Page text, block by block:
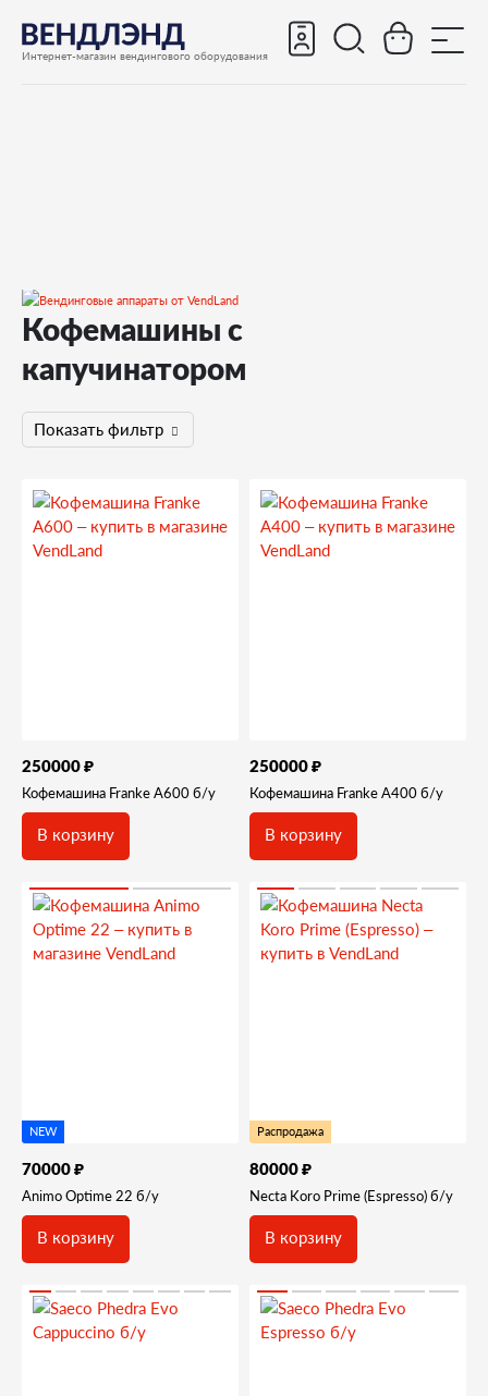
Интернет-магазин вендингового оборудования
С капучинатором
Кофемашины с
капучинатором
Показать фильтр
250000 ₽
Кофемашина Franke A600 б/у
В корзину
250000 ₽
Кофемашина Franke A400 б/у
В корзину
NEW
70000 ₽
Animo Optime 22 б/у
В корзину
Распродажа
80000 ₽
Necta Koro Prime (Espresso) б/у
В корзину